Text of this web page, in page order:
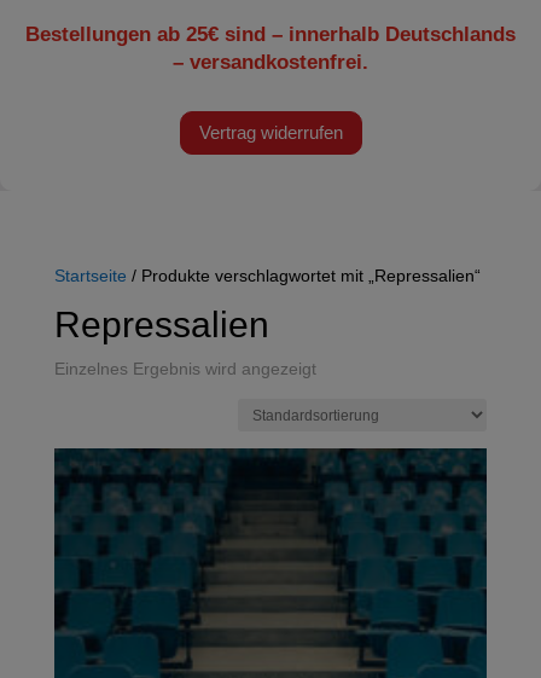
Bestellungen ab 25€ sind – innerhalb Deutschlands
– versandkostenfrei.
Vertrag widerrufen
Startseite / Produkte verschlagwortet mit „Repressalien“
Repressalien
Einzelnes Ergebnis wird angezeigt